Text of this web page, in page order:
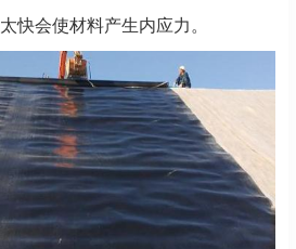
快会使材料产生内应力。